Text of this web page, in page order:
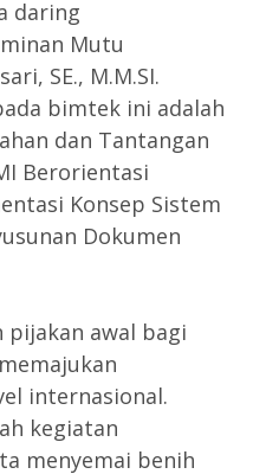
daring
Mutu
SE., M.M.SI.
bimtek ini adalah
dan Tantangan
Berorientasi
Konsep Sistem
Dokumen
awal bagi
internasional.
kegiatan
menyemai benih